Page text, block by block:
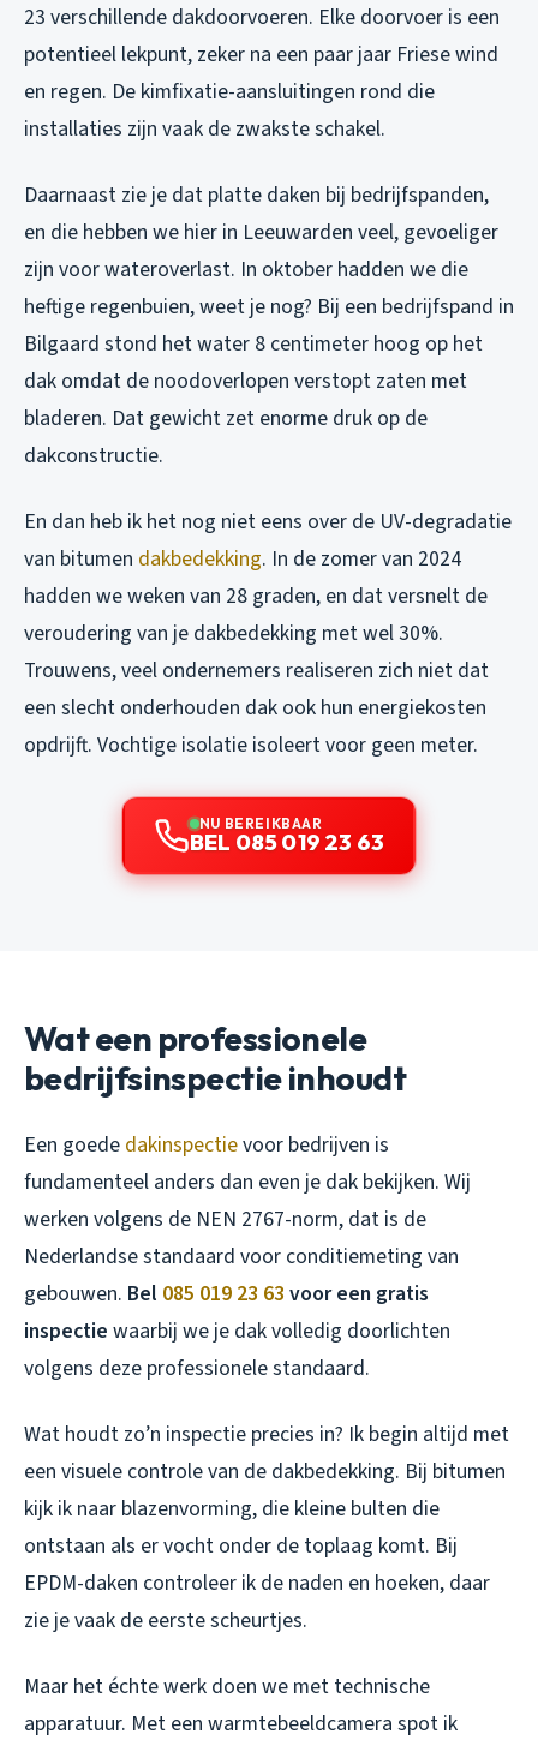
23 verschillende dakdoorvoeren. Elke doorvoer is een
potentieel lekpunt, zeker na een paar jaar Friese wind
en regen. De kimfixatie-aansluitingen rond die
installaties zijn vaak de zwakste schakel.
Daarnaast zie je dat platte daken bij bedrijfspanden,
en die hebben we hier in Leeuwarden veel, gevoeliger
zijn voor wateroverlast. In oktober hadden we die
heftige regenbuien, weet je nog? Bij een bedrijfspand in
Bilgaard stond het water 8 centimeter hoog op het
dak omdat de noodoverlopen verstopt zaten met
bladeren. Dat gewicht zet enorme druk op de
dakconstructie.
En dan heb ik het nog niet eens over de UV-degradatie
van bitumen dakbedekking. In de zomer van 2024
hadden we weken van 28 graden, en dat versnelt de
veroudering van je dakbedekking met wel 30%.
Trouwens, veel ondernemers realiseren zich niet dat
een slecht onderhouden dak ook hun energiekosten
opdrijft. Vochtige isolatie isoleert voor geen meter.
NU BEREIKBAAR
BEL 085 019 23 63
Wat een professionele
bedrijfsinspectie inhoudt
Een goede dakinspectievoor bedrijven is
fundamenteel anders dan even je dak bekijken. Wij
werken volgens de NEN 2767-norm, dat is de
Nederlandse standaard voor conditiemeting van
gebouwen. Bel 085 019 23 63 voor een gratis
inspectie waarbij we je dak volledig doorlichten
volgens deze professionele standaard.
Wat houdt zo’n inspectie precies in? Ik begin altijd met
een visuele controle van de dakbedekking. Bij bitumen
kijk ik naar blazenvorming, die kleine bulten die
ontstaan als er vocht onder de toplaag komt. Bij
EPDM-daken controleer ik de naden en hoeken, daar
zie je vaak de eerste scheurtjes.
Maar het échte werk doen we met technische
apparatuur. Met een warmtebeeldcamera spot ik